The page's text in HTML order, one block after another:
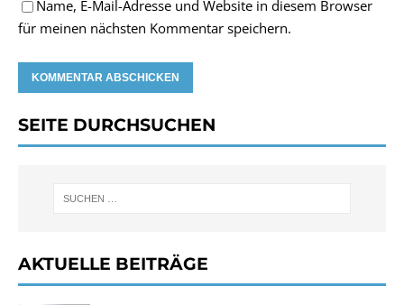
Name, E-Mail-Adresse und Website in diesem Browser
für meinen nächsten Kommentar speichern.
SEITE DURCHSUCHEN
AKTUELLE BEITRÄGE